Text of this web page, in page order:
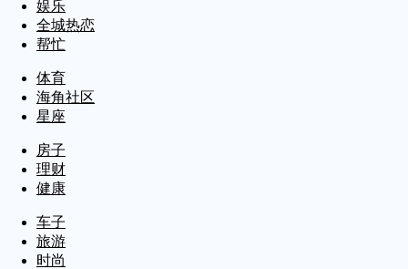
娱乐
全城热恋
帮忙
体育
海角社区
星座
房子
理财
健康
车子
旅游
时尚